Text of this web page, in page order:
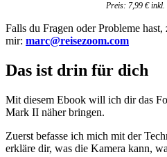
Preis: 7,99 € inkl.
Falls du Fragen oder Probleme
mir: marc@reisezoom.com
Das ist drin für dich
Mit diesem Ebook will ich dir das
Mark II näher bringen.
Zuerst befasse ich mich mit der
erkläre dir, was die Kamera kann,